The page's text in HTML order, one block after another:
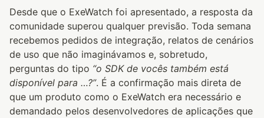
Desde que o ExeWatch foi apresentado, a resposta da
comunidade superou qualquer previsão. Toda semana
recebemos pedidos de integração, relatos de cenários
de uso que não imaginávamos e, sobretudo,
perguntas do tipo “o SDK de vocês também está
disponível para …?”. É a confirmação mais direta de
que um produto como o ExeWatch era necessário e
demandado pelos desenvolvedores de aplicações que